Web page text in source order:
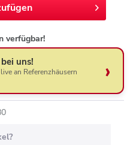
verfügbar!
uns!
an Referenzhäusern